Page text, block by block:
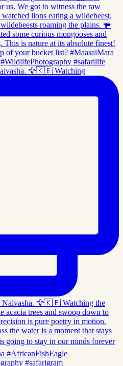
🦅🇰🇪 Watching